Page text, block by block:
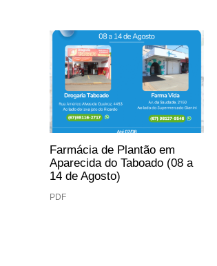
Farmácia de Plantão em
Aparecida do Taboado (08 a
14 de Agosto)
PDF